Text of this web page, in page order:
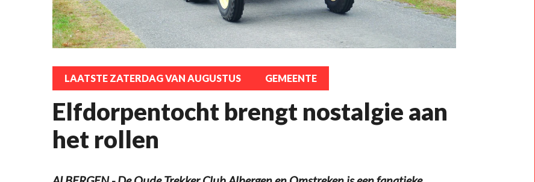
LAATSTE ZATERDAG VAN AUGUSTUS GEMEENTE
Elfdorpentocht brengt nostalgie aan
het rollen